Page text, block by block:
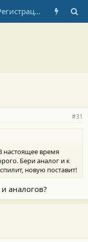
Регистрация
#31
настоящее время
Бери аналог и к
новую поставит!
аналогов?